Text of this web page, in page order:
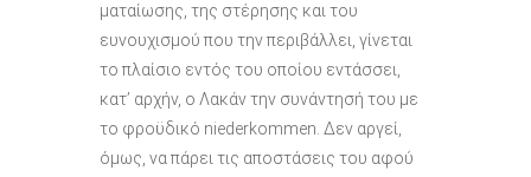
ματαίωσης, της στέρησης και του
ευνουχισμού που την περιβάλλει, γίνεται
το πλαίσιο εντός του οποίου εντάσσει,
κατ’ αρχήν, ο Λακάν την συνάντησή του με
το φροϋδικό niederkommen. Δεν αργεί,
όμως, να πάρει τις αποστάσεις του αφού